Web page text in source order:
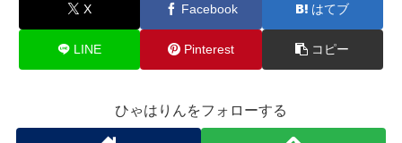
X Facebook はてブ
LINE Pinterest コピー
ひゃはりんをフォローする